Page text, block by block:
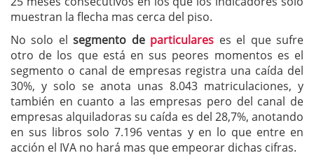
muestran la flecha mas cerca del piso.
No solo el segmento departiculares es el que sufre
otro de los que está en sus peores momentos es el
segmento o canal de empresas registra una caída del
30%, y solo se anota unas 8.043 matriculaciones, y
también en cuanto a las empresas pero del canal de
empresas alquiladoras su caída es del 28,7%, anotando
en sus libros solo 7.196 ventas y en lo que entre en
acción el IVA no hará mas que empeorar dichas cifras.